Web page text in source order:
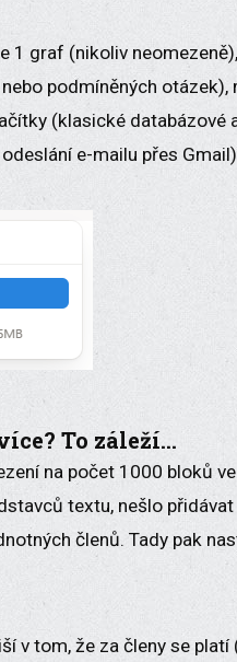
1 graf (nikoliv neomezeně),
podmíněných
(klasické
e-mailu přes
To záleží...
na počet 1000 bloků
textu, nešlo
členů. Tady pak
v tom, že za členy se